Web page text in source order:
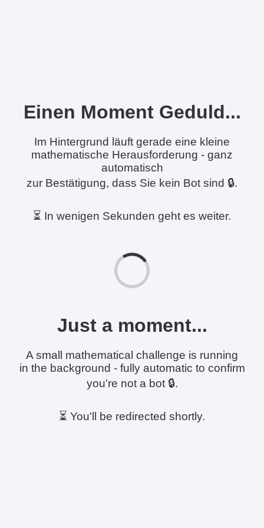
Einen Moment Geduld...
Im Hintergrund läuft gerade eine kleine
mathematische Herausforderung - ganz
automatisch
zur Bestätigung, dass Sie kein Bot sind 🔒.
⏳ In wenigen Sekunden geht es weiter.
Just a moment...
A small mathematical challenge is running
in the background - fully automatic to confirm
you're not a bot 🔒.
⏳ You'll be redirected shortly.